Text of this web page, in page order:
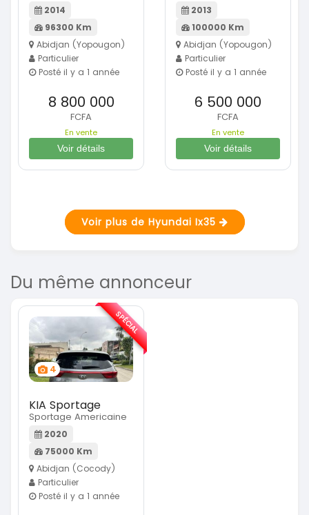
2014
96300 Km
Abidjan (Yopougon)
Particulier
Posté il y a 1 année
8 800 000
FCFA
En vente
Voir détails
2013
100000 Km
Abidjan (Yopougon)
Particulier
Posté il y a 1 année
6 500 000
FCFA
En vente
Voir détails
Voir plus de Hyundai Ix35
Du même annonceur
4
KIA Sportage
Sportage Americaine
2020
75000 Km
Abidjan (Cocody)
Particulier
Posté il y a 1 année
SPÉCIAL